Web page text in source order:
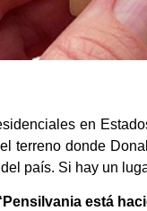
en
terreno donde
país. Si hay un
está